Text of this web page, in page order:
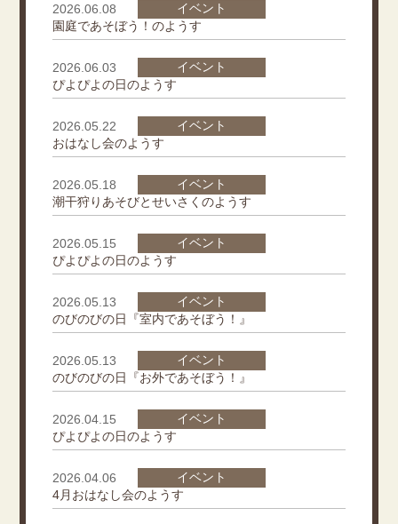
2026.06.08
イベント
園庭であそぼう！のようす
2026.06.03
イベント
ぴよぴよの日のようす
2026.05.22
イベント
おはなし会のようす
2026.05.18
イベント
潮干狩りあそびとせいさくのようす
2026.05.15
イベント
ぴよぴよの日のようす
2026.05.13
イベント
のびのびの日『室内であそぼう！』
2026.05.13
イベント
のびのびの日『お外であそぼう！』
2026.04.15
イベント
ぴよぴよの日のようす
2026.04.06
イベント
4月おはなし会のようす